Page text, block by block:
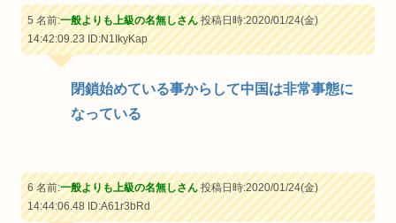
5 名前:一般よりも上級の名無しさん投稿日時:2020/01/24(金)
14:42:09.23ID:N1IkyKap
閉鎖始めている事からして中国は非常事態に
なっている
6 名前:一般よりも上級の名無しさん投稿日時:2020/01/24(金)
14:44:06.48ID:A61r3bRd